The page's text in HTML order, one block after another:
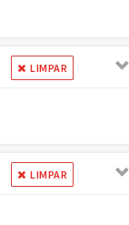
LIMPAR
LIMPAR